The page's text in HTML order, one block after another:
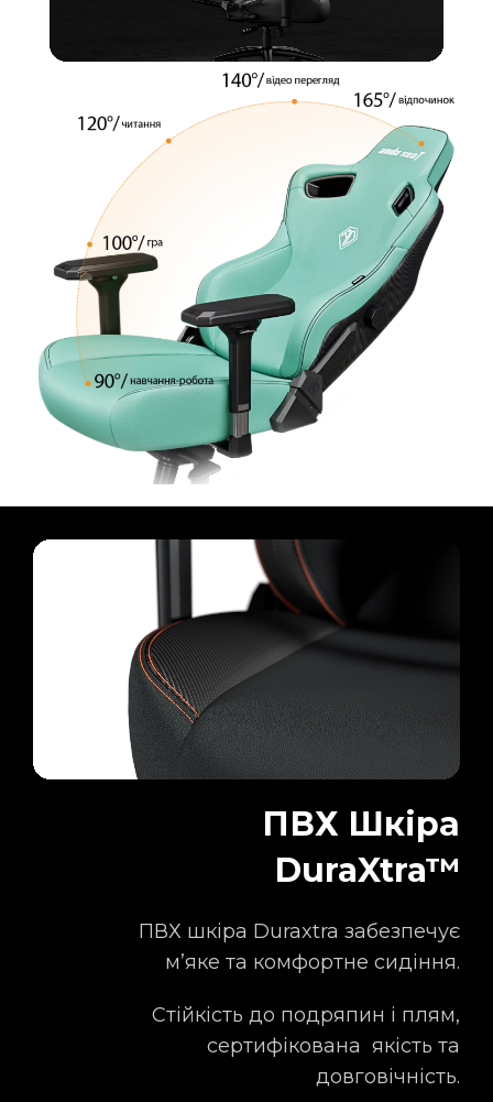
ПВХ Шкіра
DuraXtra™
ПВХ шкіра Duraxtra забезпечує
м’яке та комфортне сидіння.
Стійкість до подряпин і плям,
сертифікована якість та
довговічність.